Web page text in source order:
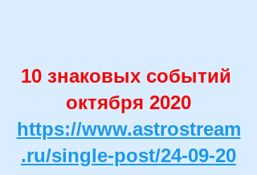
10 знаковых событий
октября 2020
https://www.astrostream
.ru/single-post/24-09-20